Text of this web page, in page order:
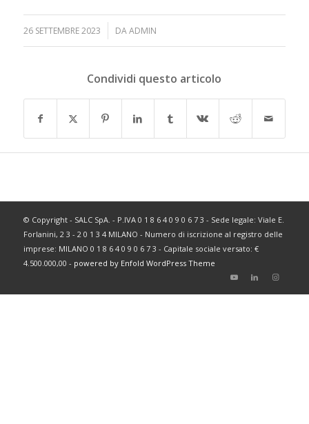
26 SETTEMBRE 2023
/ DAADMIN
Condividi questo articolo
© Copyright - SALC SpA. - P.IVA 0 1 8 6 4 0 9 0 6 7 3 - Sede legale: Viale E.
Forlanini, 2 3 - 2 0 1 3 4 MILANO - Numero di iscrizione al registro delle
imprese: MILANO 0 1 8 6 4 0 9 0 6 7 3 - Capitale sociale versato: €
4.500.000,00 - powered by Enfold WordPress Theme